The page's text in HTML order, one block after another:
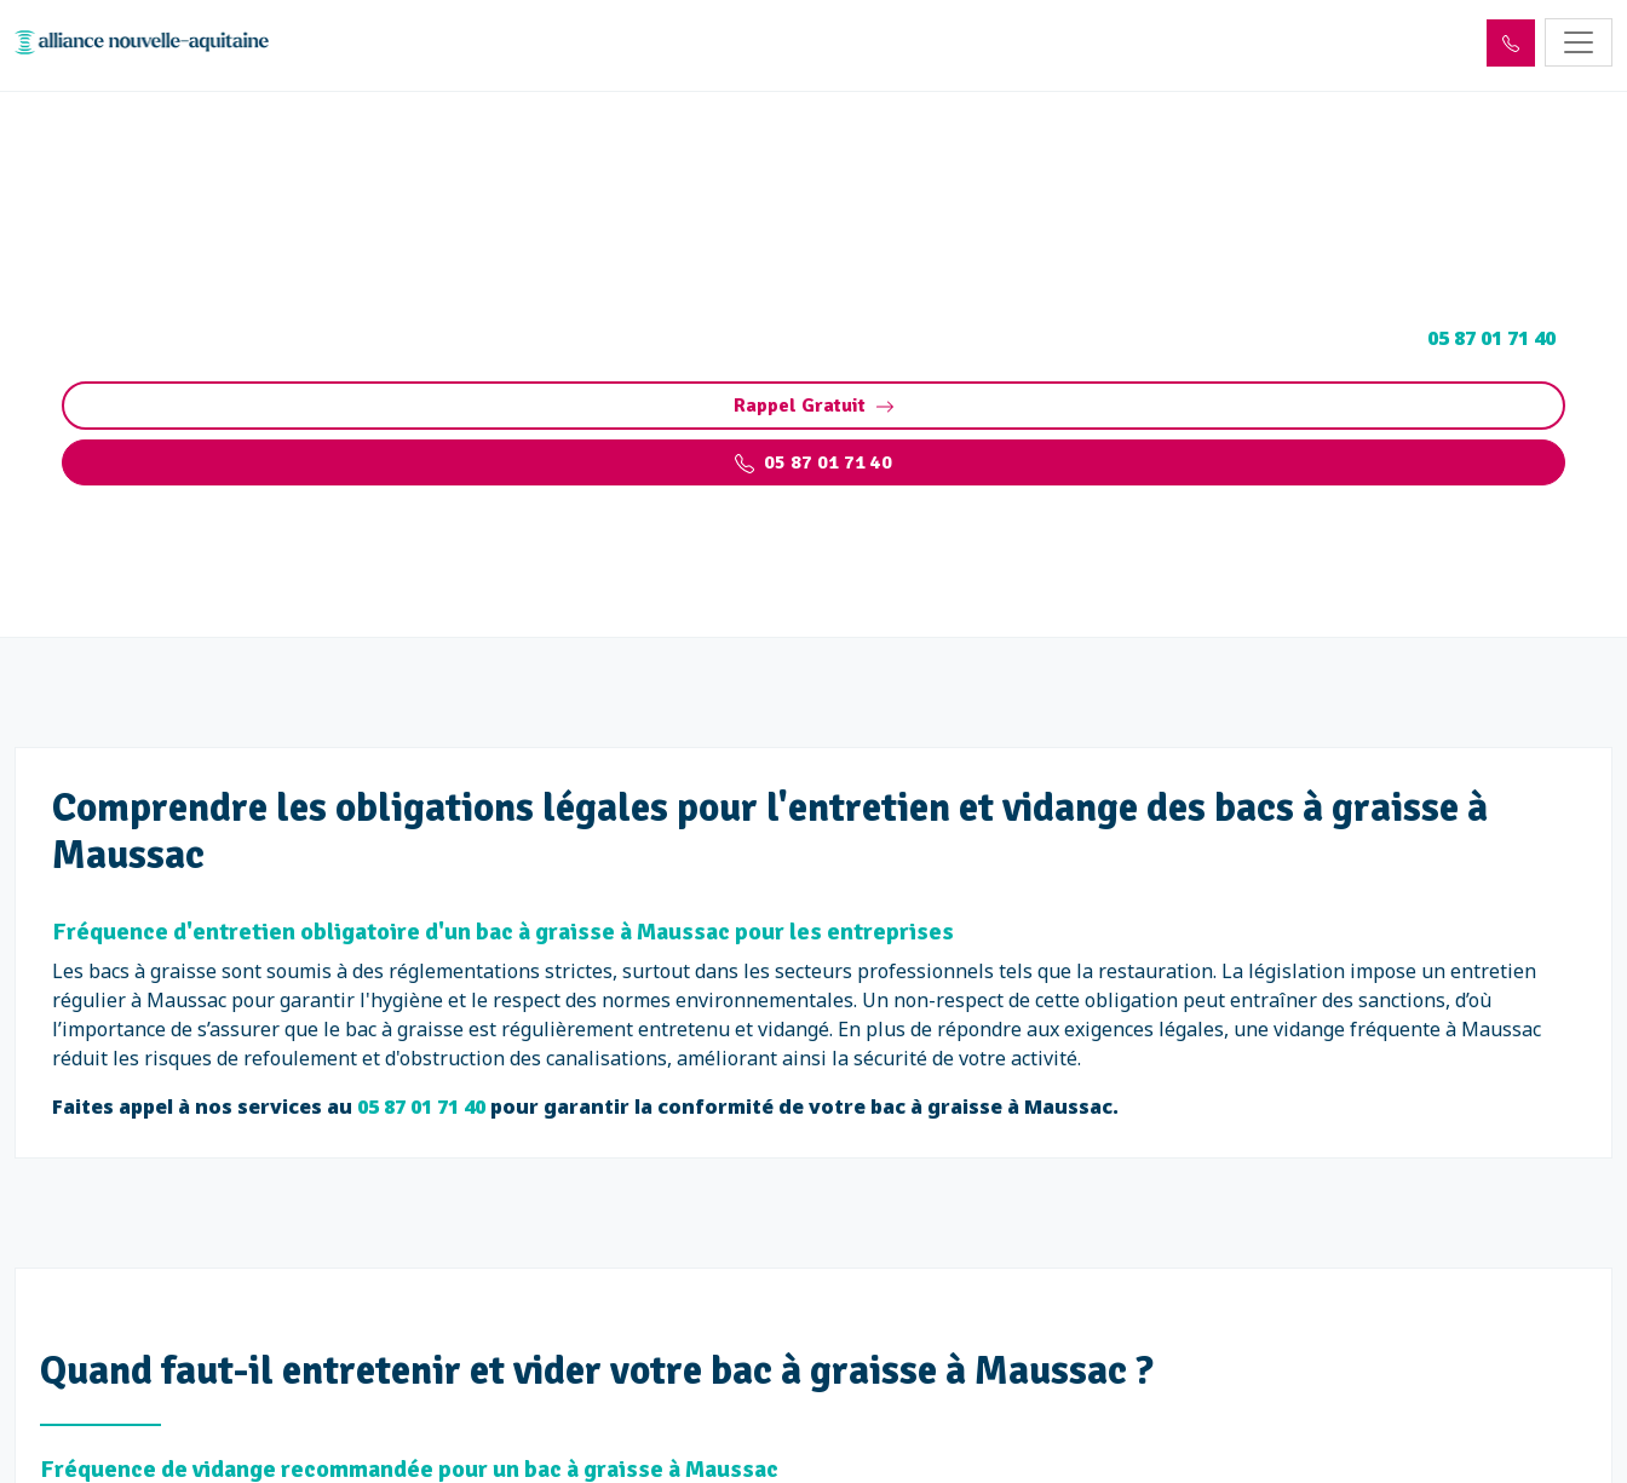
05 87 01 71 40
Rappel Gratuit
05 87 01 71 40
Comprendre les obligations légales pour l'entretien et vidange des bacs à graisse à
Maussac
Fréquence d'entretien obligatoire d'un bac à graisse à Maussac pour les entreprises
Les bacs à graisse sont soumis à des réglementations strictes, surtout dans les secteurs professionnels tels que la restauration. La législation impose un entretien
régulier à Maussac pour garantir l'hygiène et le respect des normes environnementales. Un non-respect de cette obligation peut entraîner des sanctions, d’où
l’importance de s’assurer que le bac à graisse est régulièrement entretenu et vidangé. En plus de répondre aux exigences légales, une vidange fréquente à Maussac
réduit les risques de refoulement et d'obstruction des canalisations, améliorant ainsi la sécurité de votre activité.
Faites appel à nos services au 05 87 01 71 40pour garantir la conformité de votre bac à graisse à Maussac.
Quand faut-il entretenir et vider votre bac à graisse à Maussac ?
Fréquence de vidange recommandée pour un bac à graisse à Maussac